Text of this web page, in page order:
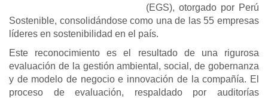
(EGS), otorgado por Perú
Sostenible, consolidándose como una de las 55 empresas
líderes en sostenibilidad en el país.
Este reconocimiento es el resultado de una rigurosa
evaluación de la gestión ambiental, social, de gobernanza
y de modelo de negocio e innovación de la compañía. El
proceso de evaluación, respaldado por auditorías